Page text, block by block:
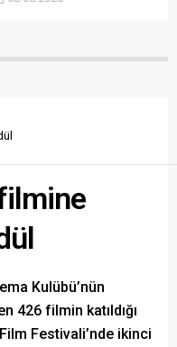
çalındığını açıkladı.
ihbar
filmine
Kulübü’nün
426 filmin katıldığı
Festivali’nde ikinci